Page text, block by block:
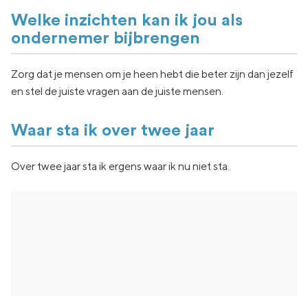
Welke inzichten kan ik jou als
ondernemer bijbrengen
Zorg dat je mensen om je heen hebt die beter zijn dan jezelf
en stel de juiste vragen aan de juiste mensen.
Waar sta ik over twee jaar
Over twee jaar sta ik ergens waar ik nu niet sta.